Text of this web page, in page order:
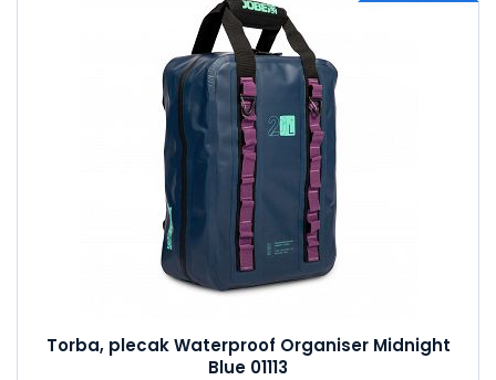
Torba, plecak Waterproof Organiser Midnight
Blue 01113